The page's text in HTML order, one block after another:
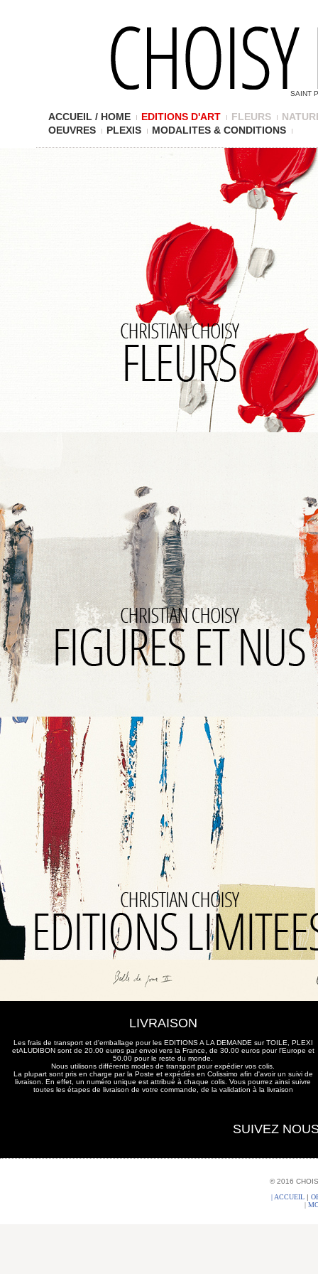
SAINT
ACCUEIL / HOME EDITIONS D'ART FLEURS
OEUVRES
PLEXIS MODALITES & CONDITIONS
LIVRAISON
Les frais de transport et d'emballage pour les EDITIONS A LA DEMANDE sur TOILE, PLEXI
etALUDIBON sont de 20.00 euros par envoi vers la France, de 30.00 euros pour l'Europe et
50.00 pour le reste du monde.
Nous utilisons différents modes de transport pour expédier vos colis.
La plupart sont pris en charge par la Poste et expédiés en Colissimo afin d'avoir un suivi de
livraison. En effet, un numéro unique est attribué à chaque colis. Vous pourrez ainsi suivre
toutes les étapes de livraison de votre commande, de la validation à la livraison
SUIVEZ
© 2016
| ACCUEIL |
|